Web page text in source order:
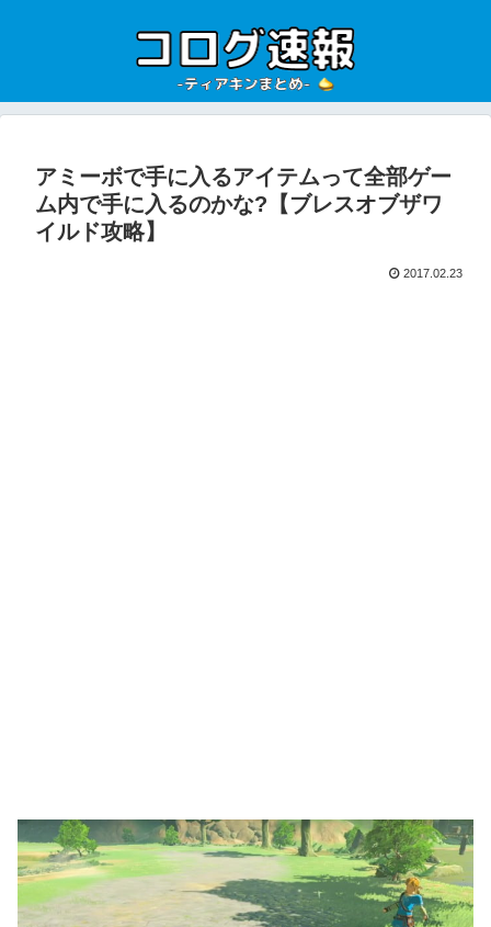
アミーボで手に入るアイテムって全部ゲー
ム内で手に入るのかな?【ブレスオブザワ
イルド攻略】
2017.02.23